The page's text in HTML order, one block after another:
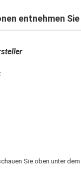
entnehmen
Sie oben unter